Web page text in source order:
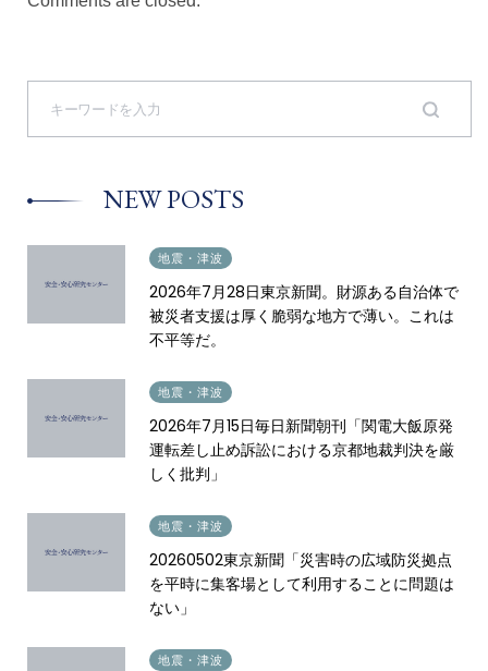
S
r
o
:
NEW POSTS
地震・津波
2026年7月28日東京新聞。財源ある自治体で
被災者支援は厚く脆弱な地方で薄い。これは
不平等だ。
地震・津波
2026年7月15日毎日新聞朝刊「関電大飯原発
運転差し止め訴訟における京都地裁判決を厳
しく批判」
地震・津波
20260502東京新聞「災害時の広域防災拠点
を平時に集客場として利用することに問題は
ない」
地震・津波